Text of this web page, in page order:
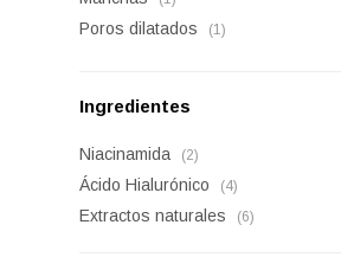
Poros dilatados (1)
Ingredientes
Niacinamida (2)
Ácido Hialurónico (4)
Extractos naturales (6)